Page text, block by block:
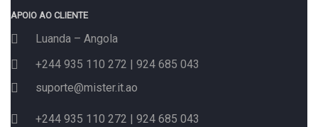
APOIO AO CLIENTE
Luanda – Angola
+244 935 110 272 | 924 685 043
suporte@mister.it.ao
+244 935 110 272 | 924 685 043